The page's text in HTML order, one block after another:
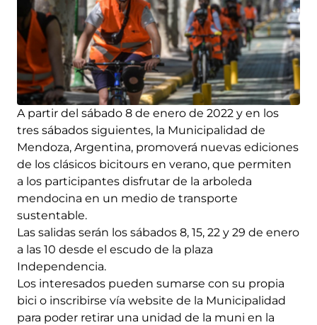
A partir del sábado 8 de enero de 2022 y en los
tres sábados siguientes, la Municipalidad de
Mendoza, Argentina, promoverá nuevas ediciones
de los clásicos bicitours en verano, que permiten
a los participantes disfrutar de la arboleda
mendocina en un medio de transporte
sustentable.
Las salidas serán los sábados 8, 15, 22 y 29 de enero
a las 10 desde el escudo de la plaza
Independencia.
Los interesados pueden sumarse con su propia
bici o inscribirse vía website de la Municipalidad
para poder retirar una unidad de la muni en la